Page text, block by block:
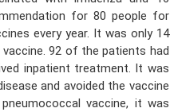
for 80 people for
every year. It was only 14
92 of the patients had
inpatient treatment. It was
and avoided the vaccine
vaccine, it was